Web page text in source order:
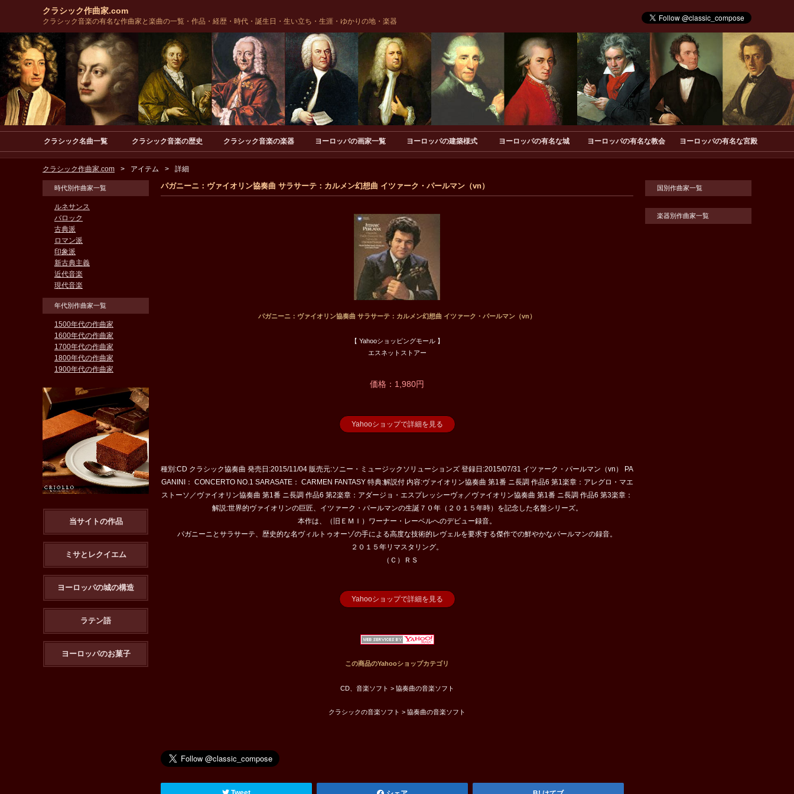
クラシック作曲家.com
クラシック音楽の有名な作曲家と楽曲の一覧・作品・経歴・時代・誕生日・生い立ち・生涯・ゆかりの地・楽器
クラシック名曲一覧 クラシック音楽の歴史 クラシック音楽の楽器 ヨーロッパの画家一覧 ヨーロッパの建築様式 ヨーロッパの有名な城 ヨーロッパの有名な教会 ヨーロッパの有名な宮殿
クラシック作曲家.com アイテム 詳細
パガニーニ：ヴァイオリン協奏曲 サラサーテ：カルメン幻想曲 イツァーク・パールマン（vn）
パガニーニ：ヴァイオリン協奏曲 サラサーテ：カルメン幻想曲 イツァーク・パールマン（vn）
【 Yahooショッピングモール 】
エスネットストアー
価格：1,980円
Yahooショップで詳細を見る
種別:CD クラシック協奏曲 発売日:2015/11/04 販売元:ソニー・ミュージックソリューションズ 登録日:2015/07/31 イツァーク・パールマン（vn） PA
GANINI： CONCERTO NO.1 SARASATE： CARMEN FANTASY 特典:解説付 内容:ヴァイオリン協奏曲 第1番 ニ長調 作品6 第1楽章：アレグロ・マエ
ストーソ／ヴァイオリン協奏曲 第1番 ニ長調 作品6 第2楽章：アダージョ・エスプレッシーヴォ／ヴァイオリン協奏曲 第1番 ニ長調 作品6 第3楽章：
解説:世界的ヴァイオリンの巨匠、イツァーク・パールマンの生誕７０年（２０１５年時）を記念した名盤シリーズ。
本作は、（旧ＥＭＩ）ワーナー・レーベルへのデビュー録音。
パガニーニとサラサーテ、歴史的な名ヴィルトゥオーゾの手による高度な技術的レヴェルを要求する傑作での鮮やかなパールマンの録音。
２０１５年リマスタリング。
（Ｃ）ＲＳ
Yahooショップで詳細を見る
この商品のYahooショップカテゴリ
CD、音楽ソフト > 協奏曲の音楽ソフト
クラシックの音楽ソフト > 協奏曲の音楽ソフト
時代別作曲家一覧
ルネサンス
バロック
古典派
ロマン派
印象派
新古典主義
近代音楽
現代音楽
年代別作曲家一覧
1500年代の作曲家
1600年代の作曲家
1700年代の作曲家
1800年代の作曲家
1900年代の作曲家
当サイトの作品
ミサとレクイエム
ヨーロッパの城の構造
ラテン語
ヨーロッパのお菓子
国別作曲家一覧
楽器別作曲家一覧